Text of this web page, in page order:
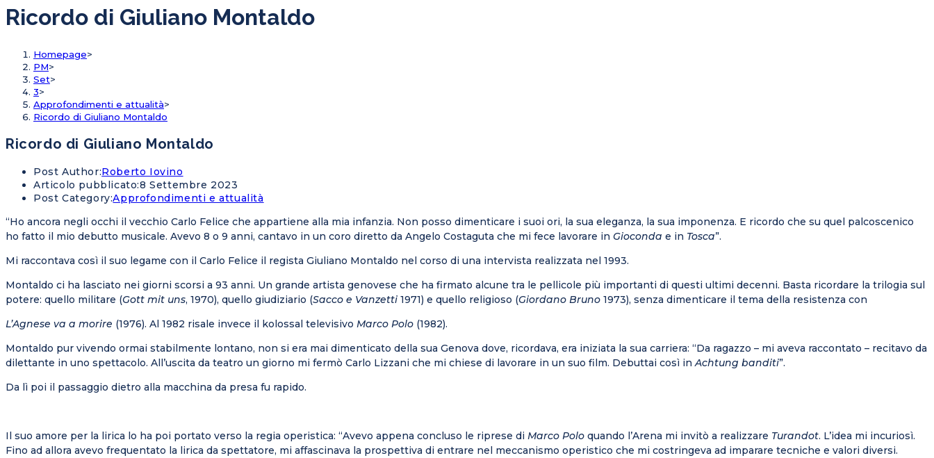
Ricordo di Giuliano Montaldo
Homepage>
PM>
Set>
3>
Approfondimenti e attualità>
Ricordo di Giuliano Montaldo
Ricordo di Giuliano Montaldo
Post Author:Roberto Iovino
Articolo pubblicato:8 Settembre 2023
Post Category:Approfondimenti e attualità
“Ho ancora negli occhi il vecchio Carlo Felice che appartiene alla mia infanzia. Non posso dimenticare i suoi ori, la sua eleganza, la sua imponenza. E ricordo che su quel palcoscenico
ho fatto il mio debutto musicale. Avevo 8 o 9 anni, cantavo in un coro diretto da Angelo Costaguta che mi fece lavorare in Gioconda e in Tosca”.
Mi raccontava così il suo legame con il Carlo Felice il regista Giuliano Montaldo nel corso di una intervista realizzata nel 1993.
Montaldo ci ha lasciato nei giorni scorsi a 93 anni. Un grande artista genovese che ha firmato alcune tra le pellicole più importanti di questi ultimi decenni. Basta ricordare la trilogia sul
potere: quello militare (Gott mit uns, 1970), quello giudiziario (Sacco e Vanzetti 1971) e quello religioso (Giordano Bruno 1973), senza dimenticare il tema della resistenza con
L’Agnese va a morire (1976). Al 1982 risale invece il kolossal televisivo Marco Polo (1982).
Montaldo pur vivendo ormai stabilmente lontano, non si era mai dimenticato della sua Genova dove, ricordava, era iniziata la sua carriera: “Da ragazzo – mi aveva raccontato – recitavo da
dilettante in uno spettacolo. All’uscita da teatro un giorno mi fermò Carlo Lizzani che mi chiese di lavorare in un suo film. Debuttai così inAchtung banditi”.
Da lì poi il passaggio dietro alla macchina da presa fu rapido.
Il suo amore per la lirica lo ha poi portato verso la regia operistica: “Avevo appena concluso le riprese di Marco Polo quando l’Arena mi invitò a realizzare Turandot. L’idea mi incuriosì.
Fino ad allora avevo frequentato la lirica da spettatore, mi affascinava la prospettiva di entrare nel meccanismo operistico che mi costringeva ad imparare tecniche e valori diversi.